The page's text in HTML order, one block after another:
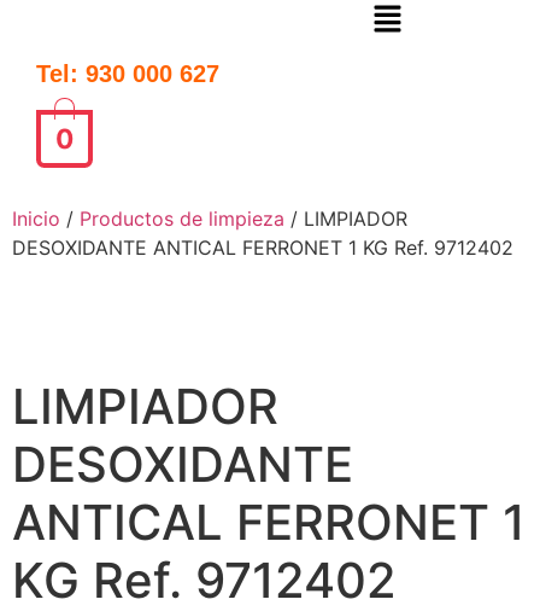
Tel: 930 000 627
0
Inicio / Productos de limpieza / LIMPIADOR
DESOXIDANTE ANTICAL FERRONET 1 KG Ref. 9712402
LIMPIADOR
DESOXIDANTE
ANTICAL FERRONET 1
KG Ref. 9712402